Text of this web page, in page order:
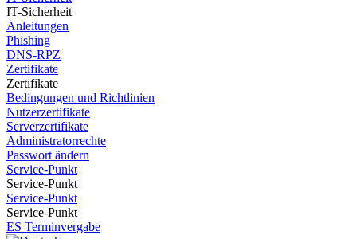
IT-Sicherheit
Anleitungen
Phishing
DNS-RPZ
Zertifikate
Zertifikate
Bedingungen und Richtlinien
Nutzerzertifikate
Serverzertifikate
Administratorrechte
Passwort ändern
Service-Punkt
Service-Punkt
Service-Punkt
Service-Punkt
ES Terminvergabe